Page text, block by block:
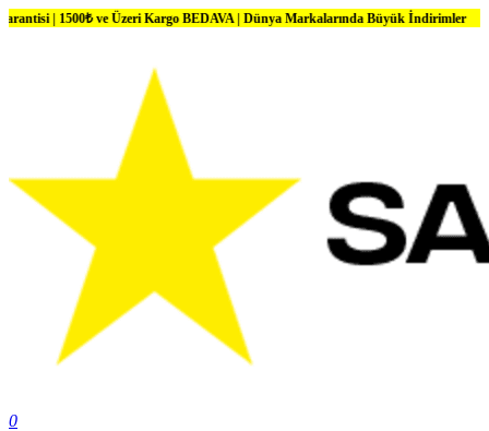
ve Üzeri Kargo BEDAVA | Dünya Markalarında Büyük İndirimler
0